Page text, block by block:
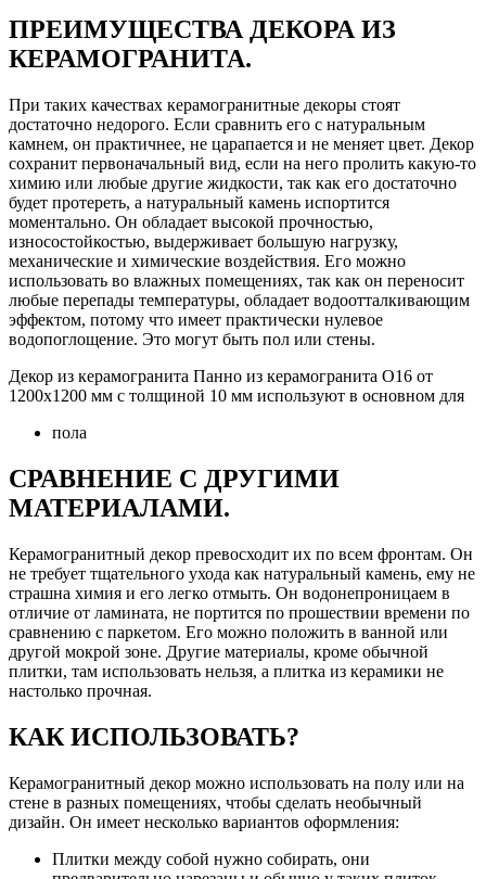
ПРЕИМУЩЕСТВА ДЕКОРА ИЗ
КЕРАМОГРАНИТА.
При таких качествах керамогранитные декоры стоят
достаточно недорого. Если сравнить его с натуральным
камнем, он практичнее, не царапается и не меняет цвет. Декор
сохранит первоначальный вид, если на него пролить какую-то
химию или любые другие жидкости, так как его достаточно
будет протереть, а натуральный камень испортится
моментально. Он обладает высокой прочностью,
износостойкостью, выдерживает большую нагрузку,
механические и химические воздействия. Его можно
использовать во влажных помещениях, так как он переносит
любые перепады температуры, обладает водоотталкивающим
эффектом, потому что имеет практически нулевое
водопоглощение. Это могут быть пол или стены.
Декор из керамогранита Панно из керамогранита О16 от
1200х1200 мм с толщиной 10 мм используют в основном для
пола
СРАВНЕНИЕ С ДРУГИМИ
МАТЕРИАЛАМИ.
Керамогранитный декор превосходит их по всем фронтам. Он
не требует тщательного ухода как натуральный камень, ему не
страшна химия и его легко отмыть. Он водонепроницаем в
отличие от ламината, не портится по прошествии времени по
сравнению с паркетом. Его можно положить в ванной или
другой мокрой зоне. Другие материалы, кроме обычной
плитки, там использовать нельзя, а плитка из керамики не
настолько прочная.
КАК ИСПОЛЬЗОВАТЬ?
Керамогранитный декор можно использовать на полу или на
стене в разных помещениях, чтобы сделать необычный
дизайн. Он имеет несколько вариантов оформления:
Плитки между собой нужно собирать, они